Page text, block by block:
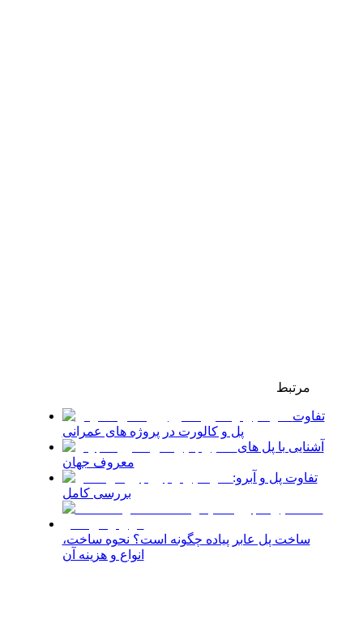
مرتبط
تفاوت
پل و کالورت در پروژه های عمرانی
آشنایی با پل های
معروف جهان
تفاوت پل و آبرو:
بررسی کامل
ساخت پل عابر پیاده چگونه است؟ نحوه ساخت،
انواع و هزینه آن